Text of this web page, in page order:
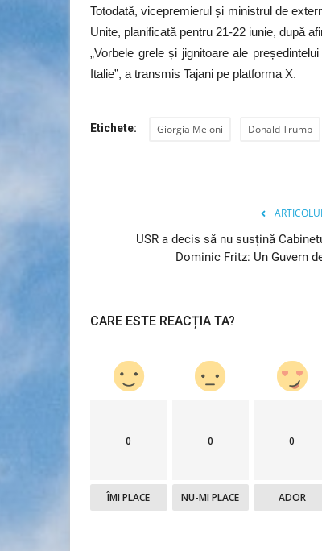
Totodată, vicepremierul și ministrul de
Unite, planificată pentru 21-22 iunie, după
„Vorbele grele și jignitoare ale
Italie”, a transmis Tajani pe platforma X.
Etichete: Giorgia Meloni Donald Trump
USR a decis să nu susțină
Dominic Fritz: Un Guvern
CARE ESTE REACȚIA TA?
0
ÎMI PLACE
0
NU-MI PLACE
0
ADOR